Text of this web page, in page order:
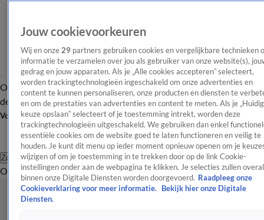
OverzichtAfleveringen Entertainment TV Algemeen
Tip
de redactieNieuwsbrief
Volg Shownieuws
Zoeken
OverzichtEntertainmentSpraakmakendRealityCrimeVideo's
Jouw cookievoorkeuren
Wij en onze 29 partners gebruiken cookies en vergelijkbare technieken
informatie te verzamelen over jou als gebruiker van onze website(s),
gedrag en jouw apparaten. Als je „Alle cookies accepteren” selecteert,
worden trackingtechnologieën ingeschakeld om onze advertenties en
content te kunnen personaliseren, onze producten en diensten te
en om de prestaties van advertenties en content te meten. Als je
keuze opslaan” selecteert of je toestemming intrekt, worden deze
trackingtechnologieën uitgeschakeld. We gebruiken dan enkel
essentiële cookies om de website goed te laten functioneren en veilig te
houden. Je kunt dit menu op ieder moment opnieuw openen om je
wijzigen of om je toestemming in te trekken door op de link Cookie-
instellingen onder aan de webpagina te klikken. Je selecties zullen overal
binnen onze Digitale Diensten worden doorgevoerd. Raadpleeg onze
Cookieverklaring voor meer informatie.
Bekijk hier onze Digitale
Diensten.